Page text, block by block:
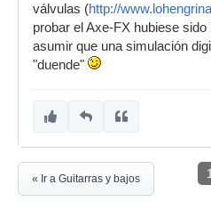
válvulas (http://
probar el Axe-FX hubiese
asumir que una simulación
"duende"
1
« Ir a Guitarras y bajos